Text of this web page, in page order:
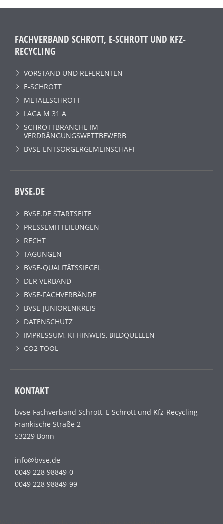
FACHVERBAND SCHROTT, E-SCHROTT UND KFZ-
RECYCLING
VORSTAND UND REFERENTEN
E-SCHROTT
METALLSCHROTT
LAGA M 31 A
SCHROTTBRANCHE IM
VERDRÄNGUNGSWETTBEWERB
BVSE-ENTSORGERGEMEINSCHAFT
BVSE.DE
BVSE.DE STARTSEITE
PRESSEMITTEILUNGEN
RECHT
TAGUNGEN
BVSE-QUALITÄTSSIEGEL
DER VERBAND
BVSE-FACHVERBÄNDE
BVSE-JUNIORENKREIS
DATENSCHUTZ
IMPRESSUM, KI-HINWEIS, BILDQUELLEN
CO2-TOOL
KONTAKT
bvse-Fachverband Schrott, E-Schrott und Kfz-Recycling
Fränkische Straße 2
53229 Bonn
info@bvse.de
0049 228 98849-0
0049 228 98849-99